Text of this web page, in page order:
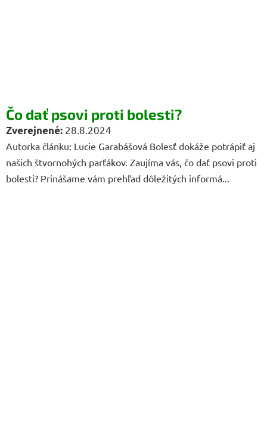
Čo dať psovi proti bolesti?
28.8.2024
Autorka článku: Lucie Garabášová Bolesť dokáže potrápiť aj
našich štvornohých parťákov. Zaujíma vás, čo dať psovi proti
bolesti? Prinášame vám prehľad dôležitých informá...